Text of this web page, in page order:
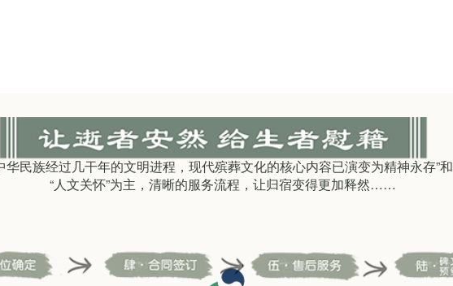
华民族经过几干年的文明进程，现代殡葬文化的核心内容已演变为精神永存”和
“人文关怀”为主，清晰的服务流程，让归宿变得更加释然……